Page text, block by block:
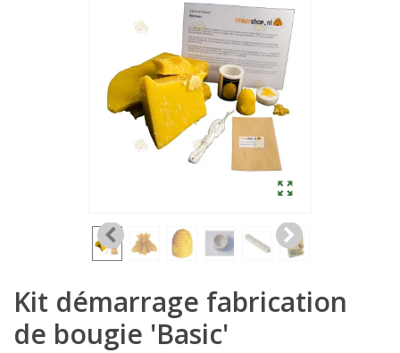
Kit démarrage fabrication
de bougie 'Basic'